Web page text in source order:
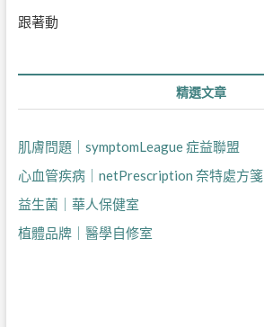
跟著動
精選文章
肌膚問題｜symptomLeague 症益聯盟
心血管疾病｜netPrescription 奈特處方箋
益生菌｜華人保健室
植體品牌｜醫學自修室